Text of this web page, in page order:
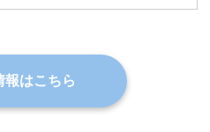
報はこちら